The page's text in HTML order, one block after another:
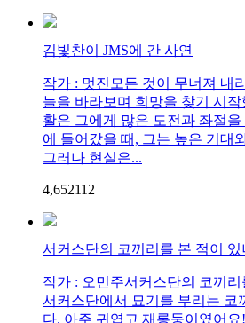
김빛찬이 JMS에 간 사연
작가 : 멋진모든 것이 무너져 내
늘을 바라보며 희망을 찾기 시
활은 그에게 많은 도전과 좌절
에 들어갔을 때, 그는 높은 기대
그러나 현실은...
4,652112
서커스단의 코끼리를 본 적이 있
작가 : 오민주서커스단의 코끼
서커스단에서 묘기를 부리는 코
다. 아주 귀엽고 재롱둥이였어